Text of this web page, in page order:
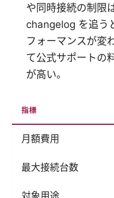
や同時接続の制限
changelog を追う
フォーマンスが変
て公式サポートの
が高い。
指標
月額費用
最大接続台数